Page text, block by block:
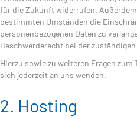
für die Zukunft widerrufen.
bestimmten Umständen die
personenbezogenen Daten zu
Beschwerderecht bei der
Hierzu sowie zu weiteren Fragen
sich jederzeit an uns wenden.
2. Hosting